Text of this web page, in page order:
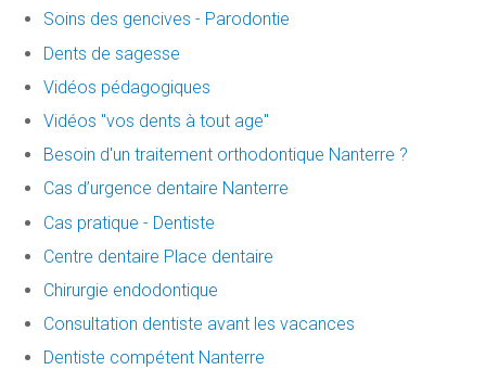
Soins des gencives - Parodontie
Dents de sagesse
Vidéos pédagogiques
Vidéos "vos dents à tout age"
Besoin d'un traitement orthodontique Nanterre ?
Cas d’urgence dentaire Nanterre
Cas pratique - Dentiste
Centre dentaire Place dentaire
Chirurgie endodontique
Consultation dentiste avant les vacances
Dentiste compétent Nanterre